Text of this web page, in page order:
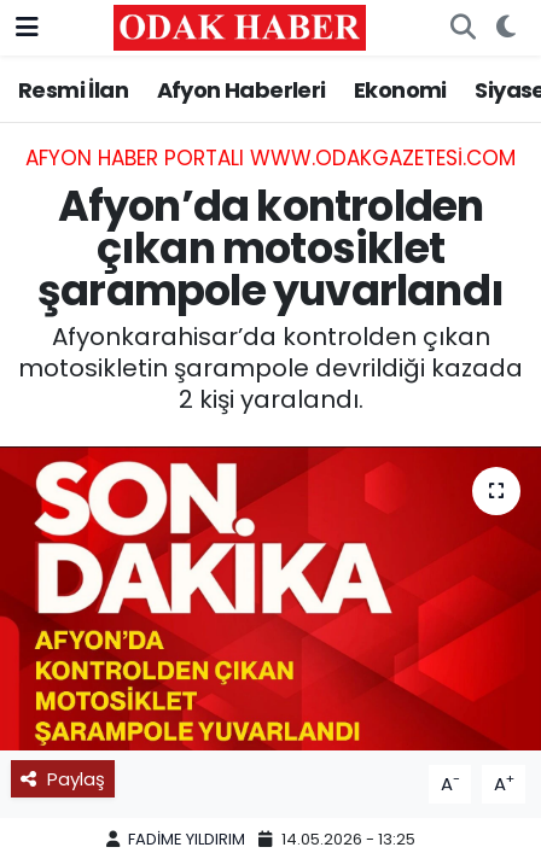
Resmi İlan Afyon Haberleri Ekonomi
AFYON HABER PORTALI WWW.ODAKGAZETESI.COM
Afyon’da kontrolden
çıkan motosiklet
şarampole yuvarlandı
Afyonkarahisar’da kontrolden çıkan
motosikletin şarampole devrildiği kazada
2 kişi yaralandı.
Paylaş A- A+
FADİME YILDIRIM 14.05.2026 - 13:25
AFYONKARAHİSAR HABERLERİ
Resmi İlan
ASAYİŞ
GÜNCEL
SİYASET
MAGAZİN
SAĞLIK
SPOR
11:11 MANŞET
Nöbetçi Eczaneler
Hava Durumu
Trafik Durumu
Süper Lig Puan Durumu ve Fikstür
Tüm Manşetler
Son Dakika Haberleri
Haber Arşivi